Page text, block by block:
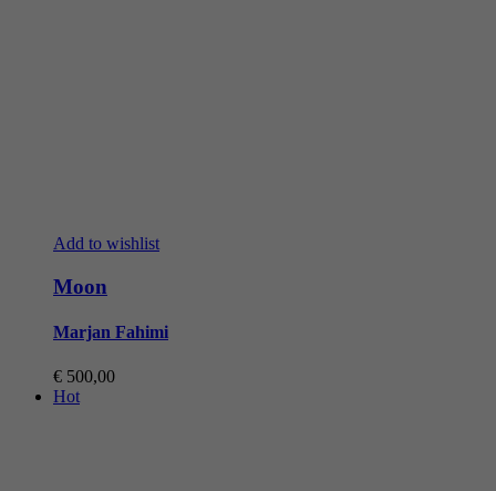
Add to wishlist
Moon
Marjan Fahimi
€ 500,00
Hot